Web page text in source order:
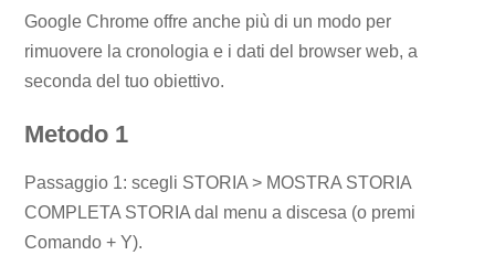
Google Chrome offre anche più di un modo per
rimuovere la cronologia e i dati del browser web, a
seconda del tuo obiettivo.
Metodo 1
Passaggio 1: scegli STORIA > MOSTRA STORIA
COMPLETA STORIA dal menu a discesa (o premi
Comando + Y).